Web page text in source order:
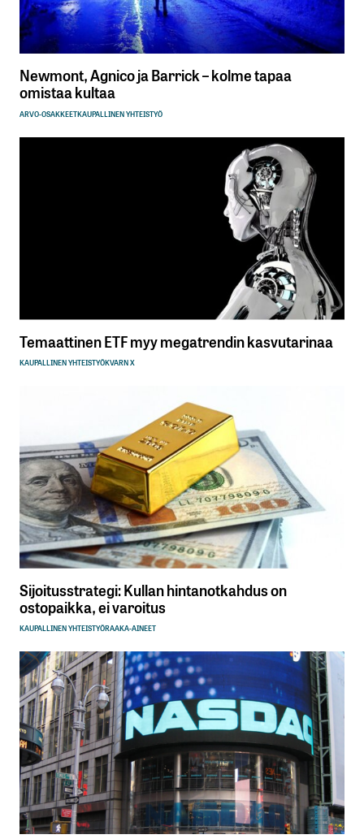
Newmont, Agnico ja Barrick – kolme tapaa
omistaa kultaa
ARVO-OSAKKEETKAUPALLINEN YHTEISTYÖ
Temaattinen ETF myy megatrendin kasvutarinaa
KAUPALLINEN YHTEISTYÖKVARN X
Sijoitusstrategi: Kullan hintanotkahdus on
ostopaikka, ei varoitus
KAUPALLINEN YHTEISTYÖRAAKA-AINEET